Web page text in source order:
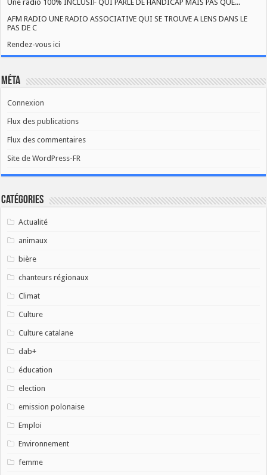
Une radio 100% INCLUSIF QUI PARLE DE HANDICAP MAIS PAS QUE...
AFM RADIO UNE RADIO ASSOCIATIVE QUI SE TROUVE A LENS DANS LE
PAS DE C
Rendez-vous ici
Méta
Connexion
Flux des publications
Flux des commentaires
Site de WordPress-FR
Catégories
Actualité
animaux
bière
chanteurs régionaux
Climat
Culture
Culture catalane
dab+
éducation
election
emission polonaise
Emploi
Environnement
femme